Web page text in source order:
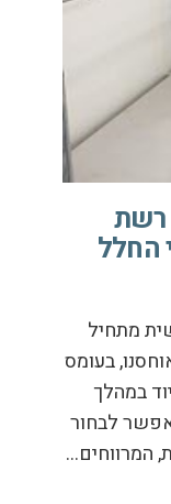
רשת
החלל
מתחיל
בעומס
במהלך
לבחור
המרווחים…